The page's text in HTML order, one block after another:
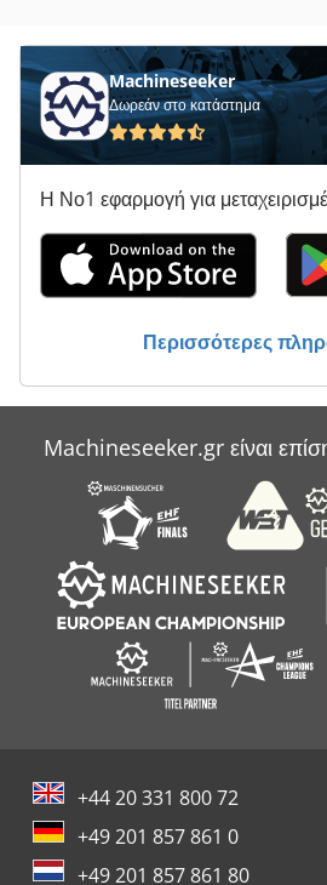
Machineseeker
Δωρεάν στο κατάστημα
Η Νο1 εφαρμογή για
Περισσότερες
Machineseeker.gr είναι
+44 20 331 800 72
+49 201 857 861 0
+49 201 857 861 80